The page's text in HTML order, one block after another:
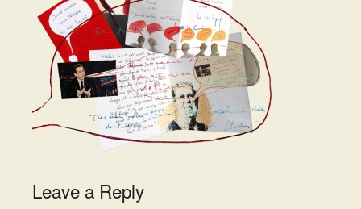
Leave a Reply